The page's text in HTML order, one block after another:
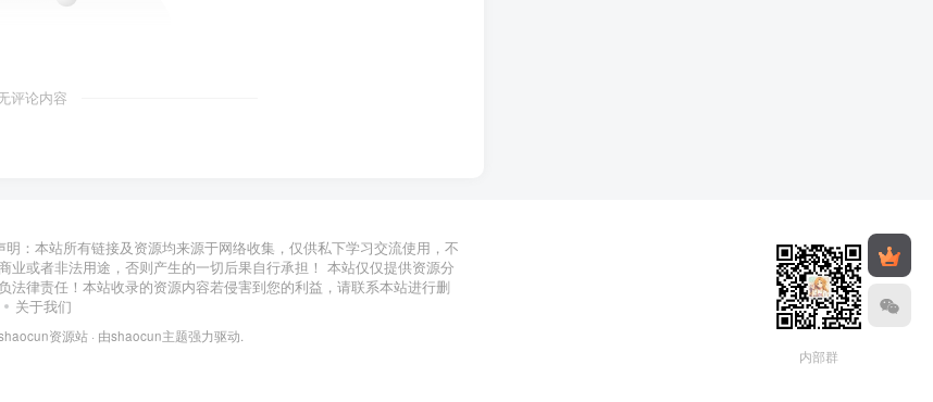
评论内容
明：本站所有链接及资源均来源于网络收集，仅供私下学习交流使用，不
业或者非法用途，否则产生的一切后果自行承担！ 本站仅仅提供资源分
法律责任！本站收录的资源内容若侵害到您的利益，请联系本站进行删
关于我们
资源站 · 由shaocun主题强力驱动.
内部群